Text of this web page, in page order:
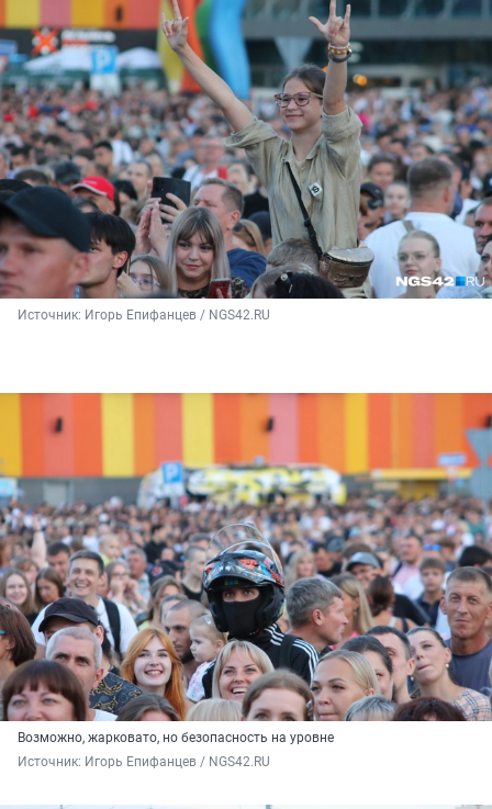
Источник: Игорь Епифанцев / NGS42.RU
Возможно, жарковато, но безопасность на уровне
Источник: Игорь Епифанцев / NGS42.RU